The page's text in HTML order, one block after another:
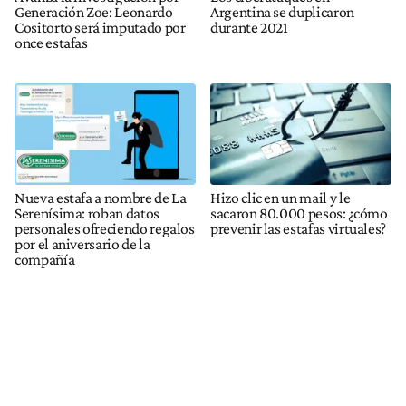
Generación Zoe: Leonardo
Cositorto será imputado por
once estafas
Argentina se duplicaron
durante 2021
Nueva estafa a nombre de La
Serenísima: roban datos
personales ofreciendo regalos
por el aniversario de la
compañía
Hizo clic en un mail y le
sacaron 80.000 pesos: ¿cómo
prevenir las estafas virtuales?